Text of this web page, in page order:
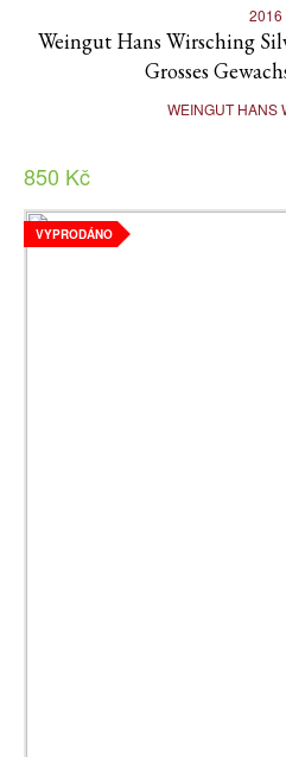
2016
Weingut Hans Wirsching
Grosses
WEINGUT HANS
850 Kč
VYPRODÁNO